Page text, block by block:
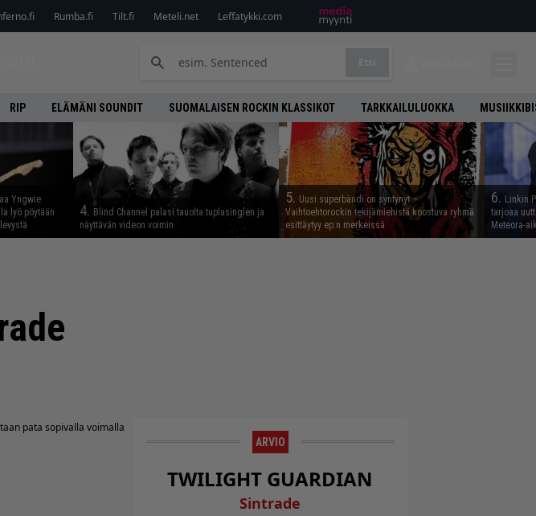
Rumba.fi Tilt.fi Meteli.net Leffatykki.com
RIP ELÄMÄNI SOUNDIT SUOMALAISEN ROCKIN KLASSIKOT TARKKAILULUOKKA
Yngwie
lyö pöytään
4. Blind Channel palasi tauolta tuplasinglen ja
näyttävän videon voimin
5. Uusi superbändi on syntynyt –
Vaihtoehtorockin tekijämiehistä koostuva ryhmä
esittäytyy ep:n merkeissä
6. Linkin
tarjoaa
Meteora-
pata sopivalla voimalla
ARVIO
TWILIGHT GUARDIAN
Sintrade